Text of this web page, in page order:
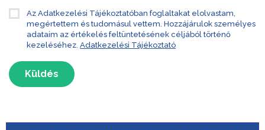
Az Adatkezelési Tájékoztatóban foglaltakat elolvastam,
megértettem és tudomásul vettem. Hozzájárulok személyes
adataim az értékelés feltüntetésének céljából történő
kezeléséhez. Adatkezelési Tájékoztató
Küldés